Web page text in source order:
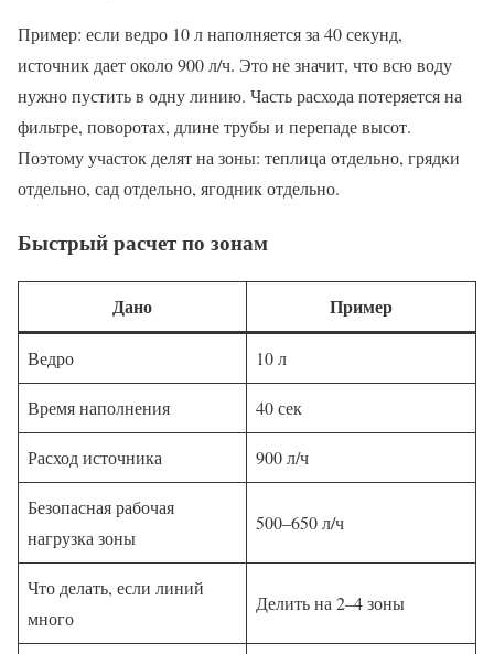
Пример: если ведро 10 л наполняется за 40 секунд,
источник дает около 900 л/ч. Это не значит, что всю воду
нужно пустить в одну линию. Часть расхода потеряется на
фильтре, поворотах, длине трубы и перепаде высот.
Поэтому участок делят на зоны: теплица отдельно, грядки
отдельно, сад отдельно, ягодник отдельно.
Быстрый расчет по зонам
Дано Пример
Ведро 10 л
Время наполнения 40 сек
Расход источника 900 л/ч
Безопасная рабочая
нагрузка зоны
500–650 л/ч
Что делать, если линий
много
Делить на 2–4 зоны